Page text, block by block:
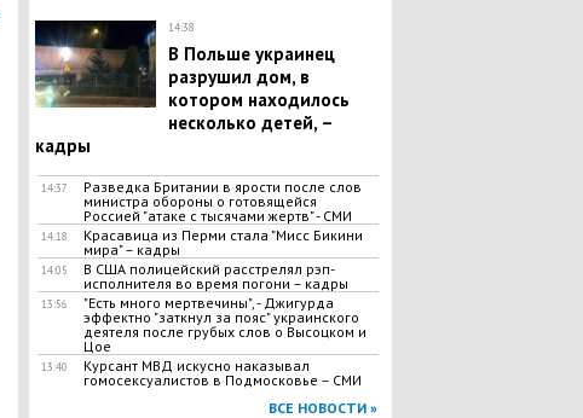
14:38
В Польше украинец
разрушил дом, в
котором находилось
несколько детей, –
кадры
14:37
Разведка Британии в ярости после слов
министра обороны о готовящейся
Россией "атаке с тысячами жертв" - СМИ
14:18
Красавица из Перми стала "Мисс Бикини
мира" – кадры
14:05
В США полицейский расстрелял рэп-
исполнителя во время погони – кадры
13:56
"Есть много мертвечины", - Джигурда
эффектно "заткнул за пояс" украинского
деятеля после грубых слов о Высоцком и
Цое
13:40
Курсант МВД искусно наказывал
гомосексуалистов в Подмосковье – СМИ
ВСЕ НОВОСТИ »